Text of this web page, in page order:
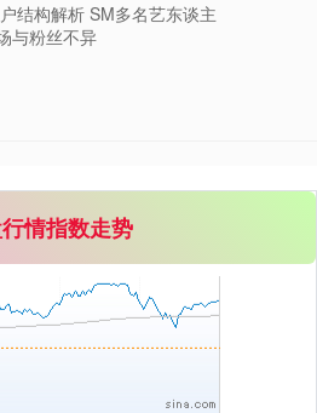
结构解析 SM多名艺东谈主
与粉丝不异
情指数走势